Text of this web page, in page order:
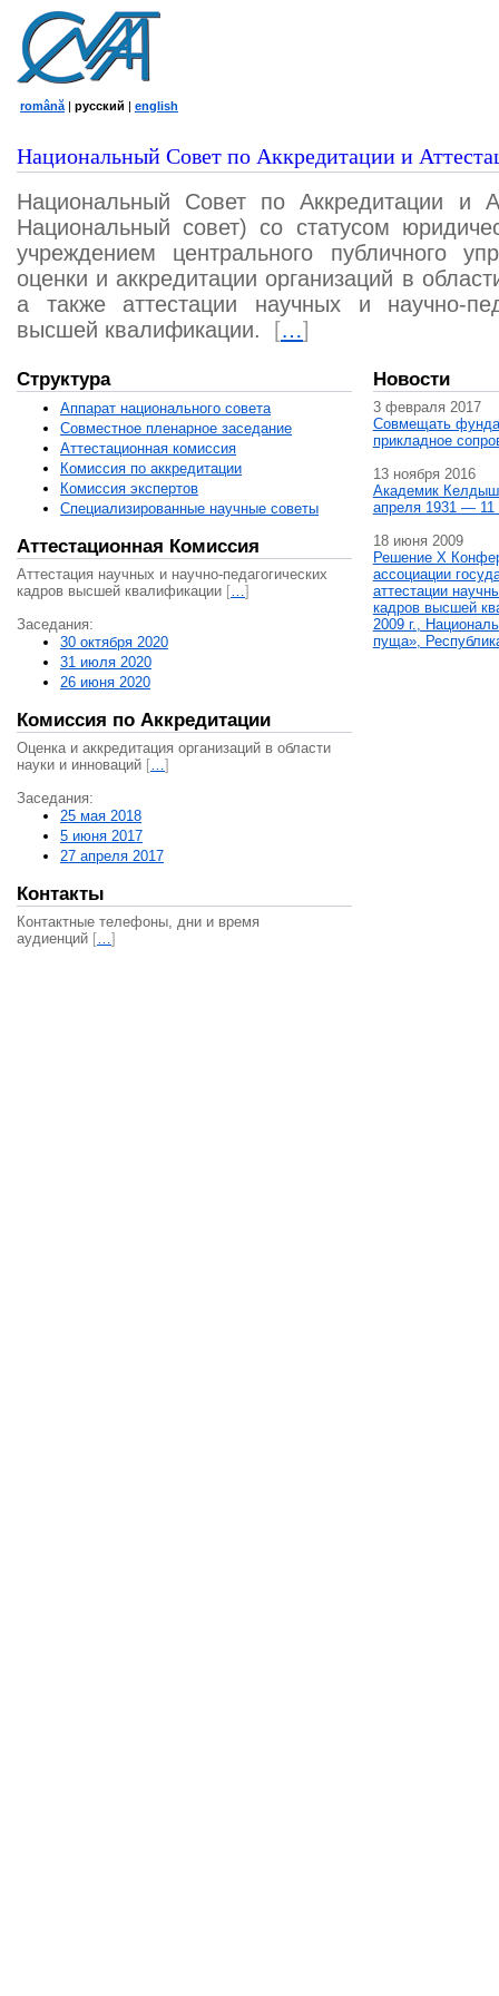
română | русский | english
Национальный Совет по Аккредитации и
Национальный Совет по Аккредитации и
Национальный совет) со статусом
учреждением центрального публичного
оценки и аккредитации организаций в
а также аттестации научных и научно-
высшей квалификации.
[…]
Структура
Аппарат национального совета
Совместное пленарное заседание
Аттестационная комисcия
Комиссия по аккредитации
Комиссия экспертов
Специализированные научные советы
Аттестационная Комиссия
Аттестация научных и научно-педагогических
кадров высшей квалификации […]
Заседания:
30 октября 2020
31 июля 2020
26 июня 2020
Комиссия по Аккредитации
Оценка и аккредитация организаций в области
науки и инноваций […]
Заседания:
25 мая 2018
5 июня 2017
27 апреля 2017
Контакты
Контактные телефоны, дни и время
аудиенций […]
Новости
3 февраля 2017
Совмещать
прикладное
13 ноября 2016
Академик
апреля 1931 — 11
18 июня 2009
Решение X
ассоциации
аттестации
кадров высшей
2009 г.,
пуща»,